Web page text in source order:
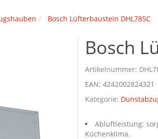
Bosch Lüfterbaustein DHL785C
Bosch
Artikelnummer:
EAN: 4242002824321
Kategorie:
Abluftleistung:
Küchenklima.